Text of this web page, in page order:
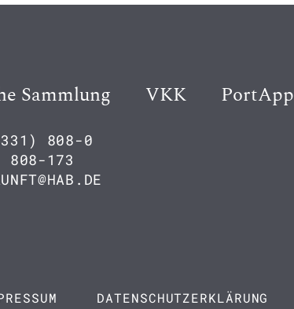
Sammlung VKK PortApp
808-0
808-173
DATENSCHUTZERKLÄRUNG